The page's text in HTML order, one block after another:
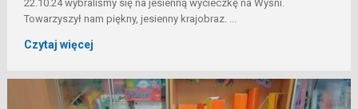
22.10.24 wybraliśmy się na jesienną wycieczkę na Wyśni.
Towarzyszył nam piękny, jesienny krajobraz. ...
Czytaj więcej